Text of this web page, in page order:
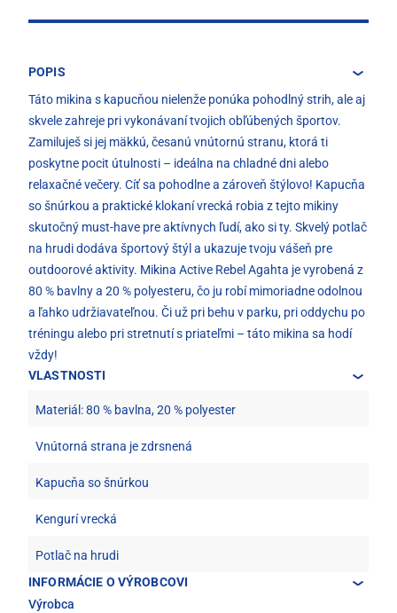
POPIS
Táto mikina s kapucňou nielenže ponúka pohodlný strih, ale aj
skvele zahreje pri vykonávaní tvojich obľúbených športov.
Zamiluješ si jej mäkkú, česanú vnútornú stranu, ktorá ti
poskytne pocit útulnosti – ideálna na chladné dni alebo
relaxačné večery. Cíť sa pohodlne a zároveň štýlovo! Kapucňa
so šnúrkou a praktické klokaní vrecká robia z tejto mikiny
skutočný must-have pre aktívnych ľudí, ako si ty. Skvelý potlač
na hrudi dodáva športový štýl a ukazuje tvoju vášeň pre
outdoorové aktivity. Mikina Active Rebel Agahta je vyrobená z
80 % bavlny a 20 % polyesteru, čo ju robí mimoriadne odolnou
a ľahko udržiavateľnou. Či už pri behu v parku, pri oddychu po
tréningu alebo pri stretnutí s priateľmi – táto mikina sa hodí
vždy!
VLASTNOSTI
Materiál: 80 % bavlna, 20 % polyester
Vnútorná strana je zdrsnená
Kapucňa so šnúrkou
Kengurí vrecká
Potlač na hrudi
INFORMÁCIE O VÝROBCOVI
Výrobca